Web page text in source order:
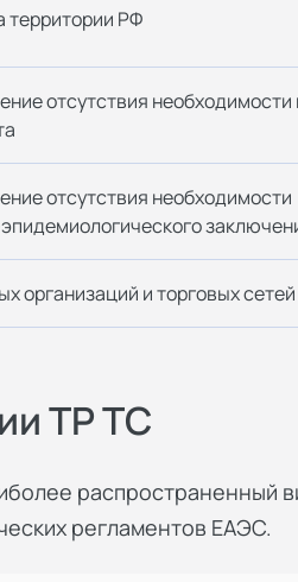
территории РФ
отсутствия необходимости
отсутствия необходимости
организаций и торговых сетей
ТР ТС
распространенный
регламентов ЕАЭС.